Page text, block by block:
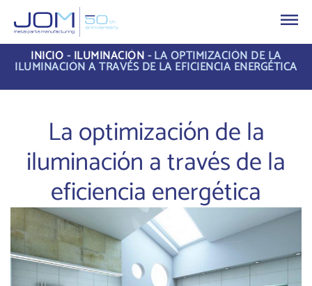
INICIO-ILUMINACIÓN-LA OPTIMIZACIÓN DE LA
ILUMINACIÓN A TRAVÉS DE LA EFICIENCIA ENERGÉTICA
La optimización de la
iluminación a través de la
eficiencia energética